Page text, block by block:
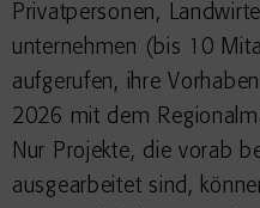
Privatpersonen,
unternehmen (bis 10
aufgerufen, ihre
2026 mit dem
Nur Projekte, die vorab
ausgearbeitet sind,